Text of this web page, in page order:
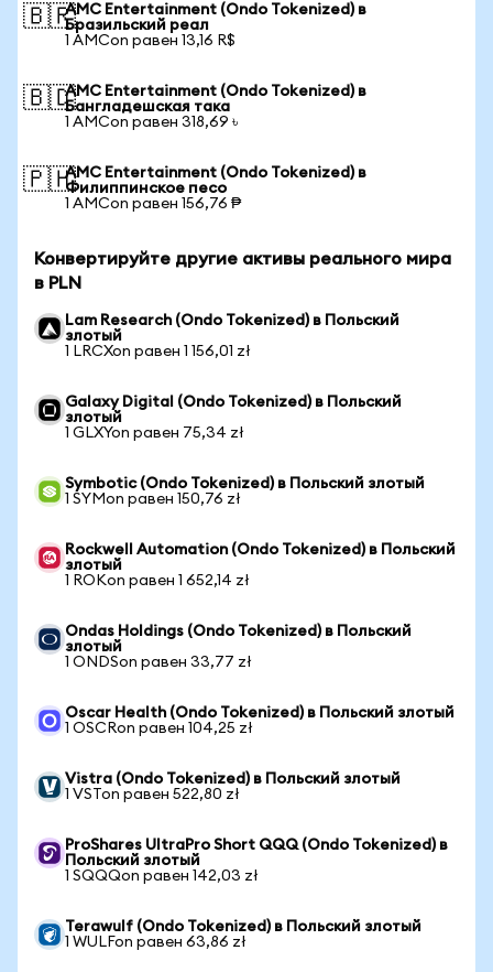
🇧🇷AMC Entertainment (Ondo Tokenized) в
Бразильский реал
1 AMCon равен 13,16 R$
🇧🇩AMC Entertainment (Ondo Tokenized) в
Бангладешская така
1 AMCon равен 318,69 ৳
🇵🇭AMC Entertainment (Ondo Tokenized) в
Филиппинское песо
1 AMCon равен 156,76 ₱
Конвертируйте другие активы реального мира
в PLN
Lam Research (Ondo Tokenized) в Польский
злотый
1 LRCXon равен 1 156,01 zł
Galaxy Digital (Ondo Tokenized) в Польский
злотый
1 GLXYon равен 75,34 zł
Symbotic (Ondo Tokenized) в Польский злотый
1 SYMon равен 150,76 zł
Rockwell Automation (Ondo Tokenized) в Польский
злотый
1 ROKon равен 1 652,14 zł
Ondas Holdings (Ondo Tokenized) в Польский
злотый
1 ONDSon равен 33,77 zł
Oscar Health (Ondo Tokenized) в Польский злотый
1 OSCRon равен 104,25 zł
Vistra (Ondo Tokenized) в Польский злотый
1 VSTon равен 522,80 zł
ProShares UltraPro Short QQQ (Ondo Tokenized) в
Польский злотый
1 SQQQon равен 142,03 zł
Terawulf (Ondo Tokenized) в Польский злотый
1 WULFon равен 63,86 zł